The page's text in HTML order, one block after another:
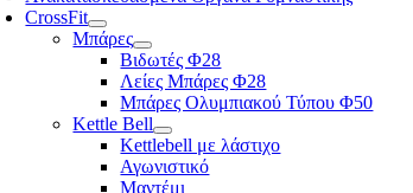
CrossFit
Μπάρες
Βιδωτές Φ28
Λείες Μπάρες Φ28
Μπάρες Ολυμπιακού Τύπου Φ50
Kettle Bell
Kettlebell με λάστιχο
Αγωνιστικό
Μαντέμι